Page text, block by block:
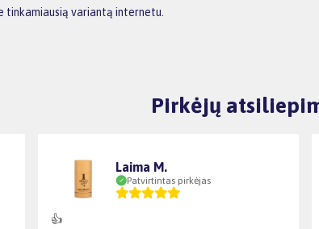
tinkamiausią variantą internetu.
Pirkėjų
Laima M.
Patvirtintas pirkėjas
👍